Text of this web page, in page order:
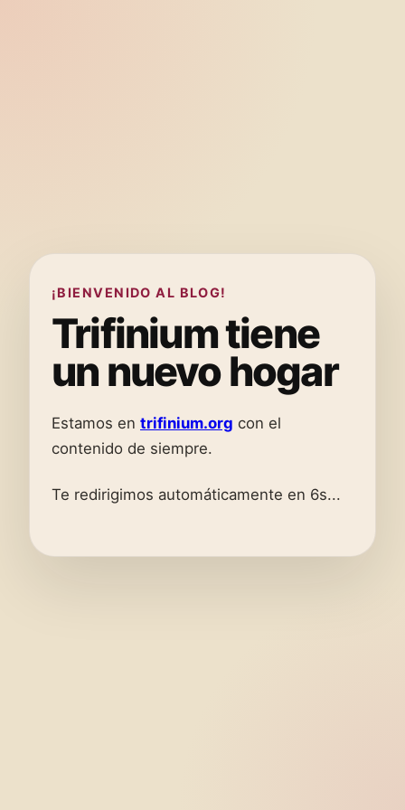
¡BIENVENIDO AL BLOG!
Trifinium tiene
un nuevo hogar
Estamos en trifinium.org con el
contenido de siempre.
Te redirigimos automáticamente en 6s...